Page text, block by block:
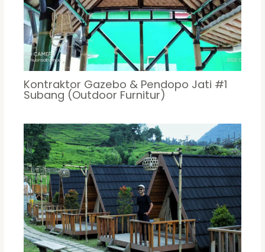
Kontraktor Gazebo & Pendopo Jati #1
Subang (Outdoor Furnitur)